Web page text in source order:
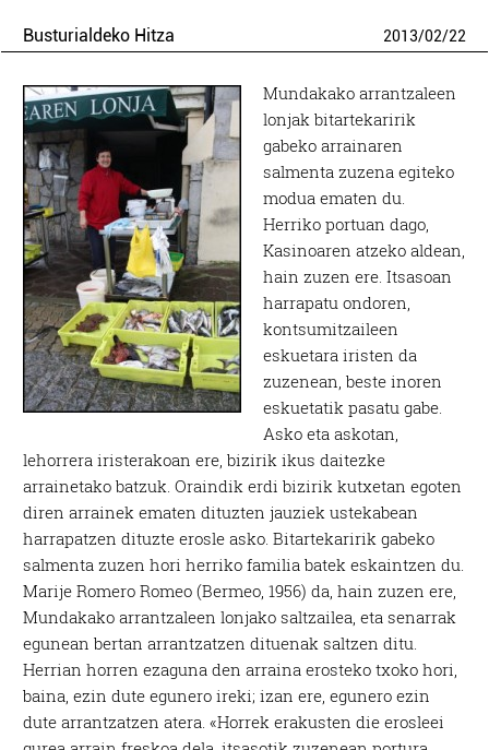
Busturialdeko Hitza 2013/02/22
Mundakako arrantzaleen
lonjak bitartekaririk
gabeko arrainaren
salmenta zuzena egiteko
modua ematen du.
Herriko portuan dago,
Kasinoaren atzeko aldean,
hain zuzen ere. Itsasoan
harrapatu ondoren,
kontsumitzaileen
eskuetara iristen da
zuzenean, beste inoren
eskuetatik pasatu gabe.
Asko eta askotan,
lehorrera iristerakoan ere, bizirik ikus daitezke
arrainetako batzuk. Oraindik erdi bizirik kutxetan egoten
diren arrainek ematen dituzten jauziek ustekabean
harrapatzen dituzte erosle asko. Bitartekaririk gabeko
salmenta zuzen hori herriko familia batek eskaintzen du.
Marije Romero Romeo (Bermeo, 1956) da, hain zuzen ere,
Mundakako arrantzaleen lonjako saltzailea, eta senarrak
egunean bertan arrantzatzen dituenak saltzen ditu.
Herrian horren ezaguna den arraina erosteko txoko hori,
baina, ezin dute egunero ireki; izan ere, egunero ezin
dute arrantzatzen atera. «Horrek erakusten die erosleei